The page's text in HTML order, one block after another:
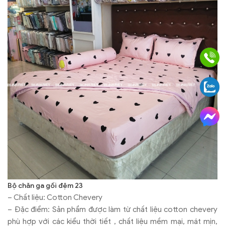
Bộ chăn ga gối đệm 23
– Chất liệu: Cotton Chevery
– Đặc điểm: Sản phẩm được làm từ chất liệu cotton chevery
phù hợp với các kiểu thời tiết , chất liệu mềm mại, mát mịn,